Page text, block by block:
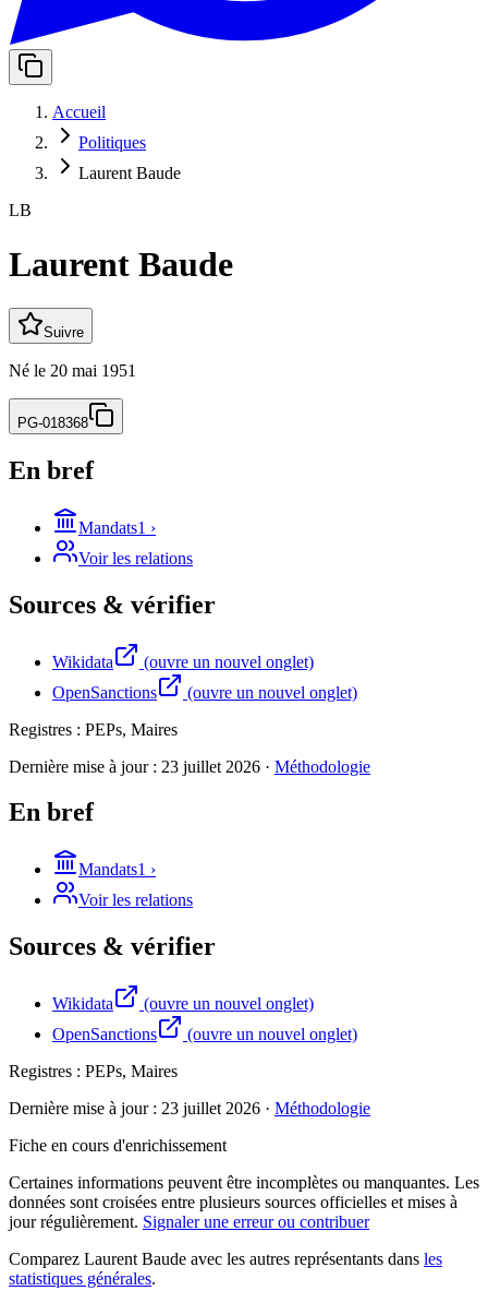
Accueil
Politiques
Laurent Baude
LB
Laurent Baude
Suivre
Né le 20 mai 1951
PG-018368
En bref
Mandats1 ›
Voir les relations
Sources & vérifier
Wikidata
(ouvre un nouvel onglet)
OpenSanctions
(ouvre un nouvel onglet)
Registres : PEPs, Maires
Dernière mise à jour : 23 juillet 2026 · Méthodologie
En bref
Mandats1 ›
Voir les relations
Sources & vérifier
Wikidata
(ouvre un nouvel onglet)
OpenSanctions
(ouvre un nouvel onglet)
Registres : PEPs, Maires
Dernière mise à jour : 23 juillet 2026 · Méthodologie
Fiche en cours d'enrichissement
Certaines informations peuvent être incomplètes ou manquantes. Les
données sont croisées entre plusieurs sources officielles et mises à
jour régulièrement. Signaler une erreur ou contribuer
Comparez Laurent Baude avec les autres représentants dans les
statistiques générales.